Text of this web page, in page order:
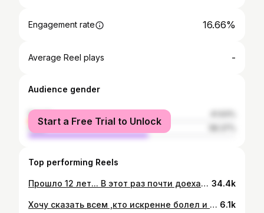
Engagement rate 16.66%
Average Reel plays -
Audience gender
female
male
Start a Free Trial to Unlock
Top performing Reels
Прошло 12 лет... В этот раз почти доехал до ворот🙄 Работаем дальше!😅💪 34.4k
Хочу сказать всем ,кто искренне болел и переживал ,большое Спасибо !❤️Да, у нас многое не получилось ,но это большой опыт ,и мы будем сильнее!💪🙏 I want to say to everyone who sincerely supported and worried, thank you very much! Yes, we didn’t succeed, but this is a great experience and we will be stronger!❤️ 6.1k